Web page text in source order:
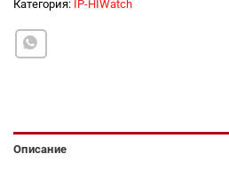
Категория: IP-HIWatch
Описание